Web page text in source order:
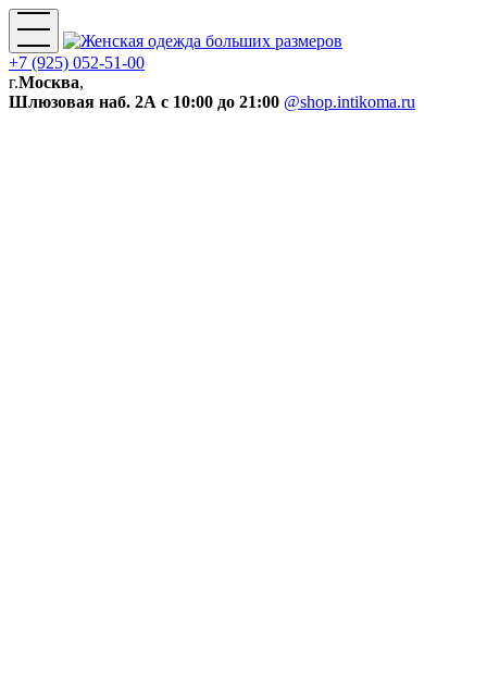
+7 (925) 052-51-00
г.Москва,
Шлюзовая наб. 2А с 10:00 до 21:00 @shop.intikoma.ru